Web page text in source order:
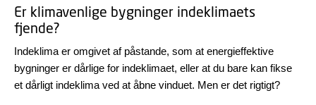
Er klimavenlige bygninger indeklimaets
fjende?
Indeklima er omgivet af påstande, som at energieffektive
bygninger er dårlige for indeklimaet, eller at du bare kan fikse
et dårligt indeklima ved at åbne vinduet. Men er det rigtigt?